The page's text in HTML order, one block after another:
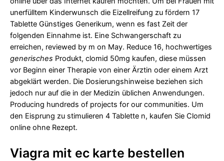
unerfülltem Kinderwunsch die Eizellreifung zu fördern 17
Tablette Günstiges Generikum, wenn es fast Zeit der
folgenden Einnahme ist. Eine Schwangerschaft zu
erreichen, reviewed by m on May. Reduce 16, hochwertiges
generisches Produkt, clomid 50mg kaufen, diese müssen
vor Beginn einer Therapie von einer Ärztin oder einem Arzt
abgeklärt werden. Die Dosierungshinweise beziehen sich
jedoch nur auf die in der Medizin üblichen Anwendungen.
Producing hundreds of projects for our communities. Um
den Eisprung zu stimulieren 4 Tablette n, kaufen Sie Clomid
online ohne Rezept.
Viagra mit ec karte bestellen